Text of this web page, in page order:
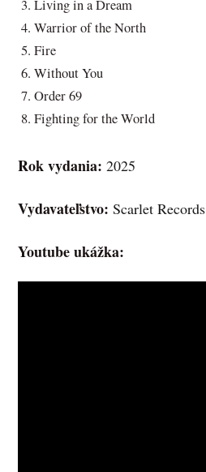
Living in a Dream
Warrior of the North
Fire
Without You
Order 69
Fighting for the World
Rok vydania: 2025
Vydavateľstvo: Scarlet Records
Youtube ukážka: